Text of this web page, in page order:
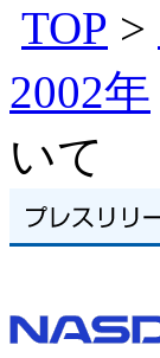
TOP >
2002年
いて